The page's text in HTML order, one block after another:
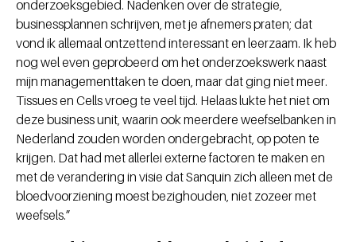
onderzoeksgebied. Nadenken over de strategie,
businessplannen schrijven, met je afnemers praten; dat
vond ik allemaal ontzettend interessant en leerzaam. Ik heb
nog wel even geprobeerd om het onderzoekswerk naast
mijn managementtaken te doen, maar dat ging niet meer.
Tissues en Cells vroeg te veel tijd. Helaas lukte het niet om
deze business unit, waarin ook meerdere weefselbanken in
Nederland zouden worden ondergebracht, op poten te
krijgen. Dat had met allerlei externe factoren te maken en
met de verandering in visie dat Sanquin zich alleen met de
bloedvoorziening moest bezighouden, niet zozeer met
weefsels.”